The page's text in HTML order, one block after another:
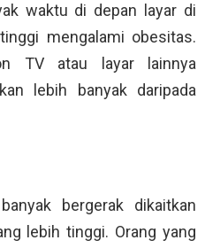
waktu di depan layar di
mengalami obesitas.
TV atau layar lainnya
lebih banyak daripada
bergerak dikaitkan
lebih tinggi. Orang yang